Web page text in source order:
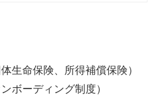
生命保険、所得補償保険）
ボーディング制度）